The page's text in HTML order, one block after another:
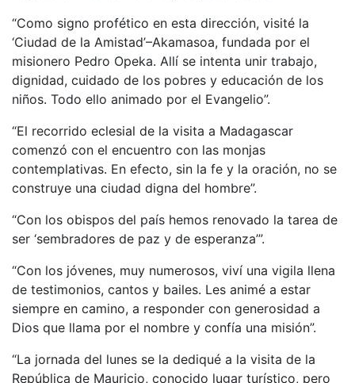
“Como signo profético en esta dirección, visité la
‘Ciudad de la Amistad’–Akamasoa, fundada por el
misionero Pedro Opeka. Allí se intenta unir trabajo,
dignidad, cuidado de los pobres y educación de los
niños. Todo ello animado por el Evangelio”.
“El recorrido eclesial de la visita a Madagascar
comenzó con el encuentro con las monjas
contemplativas. En efecto, sin la fe y la oración, no se
construye una ciudad digna del hombre”.
“Con los obispos del país hemos renovado la tarea de
ser ‘sembradores de paz y de esperanza’”.
“Con los jóvenes, muy numerosos, viví una vigila llena
de testimonios, cantos y bailes. Les animé a estar
siempre en camino, a responder con generosidad a
Dios que llama por el nombre y confía una misión”.
“La jornada del lunes se la dediqué a la visita de la
República de Mauricio, conocido lugar turístico, pero